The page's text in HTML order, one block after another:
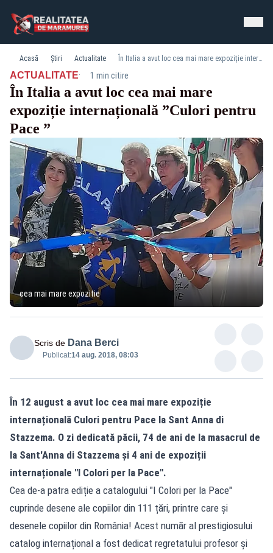
Acasă Știri Actualitate În Italia a avut loc cea mai mare expoziție internațională ”Culori pentru Pace ”
ACTUALITATE· 1 min citire
În Italia a avut loc cea mai mare
expoziție internațională ”Culori pentru
Pace ”
cea mai mare expozitie
Scris de Dana Berci
Publicat:14 aug. 2018, 08:03
În 12 august a avut loc cea mai mare expoziție
internațională Culori pentru Pace la Sant Anna di
Stazzema. O zi dedicată păcii, 74 de ani de la masacrul de
la Sant'Anna di Stazzema și 4 ani de expoziții
internaționale "I Colori per la Pace".
Cea de-a patra ediție a catalogului "I Colori per la Pace"
cuprinde desene ale copiilor din 111 țări, printre care și
desenele copiilor din România! Acest număr al prestigiosului
catalog internațional a fost dedicat regretatului profesor și